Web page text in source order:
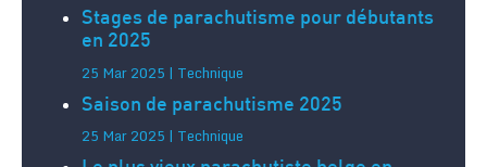
Stages de parachutisme pour débutants
en 2025
25 Mar 2025 | Technique
Saison de parachutisme 2025
25 Mar 2025 | Technique